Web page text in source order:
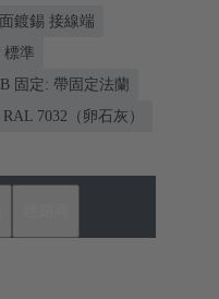
鍍錫 接線端
標準
固定: 帶固定法蘭
RAL 7032（卵石灰）